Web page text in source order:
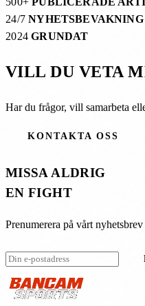
24/7 NYHETSBEVAKNING
2024 GRUNDAT
VILL DU VETA
Har du frågor, vill samarbeta
KONTAKTA OSS
MISSA ALDRIG
EN FIGHT
Prenumerera på vårt